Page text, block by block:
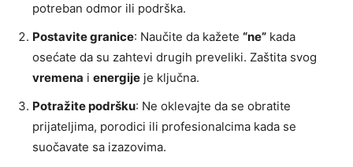
potreban odmor ili podrška.
Postavite granice: Naučite da kažete “ne” kada
osećate da su zahtevi drugih preveliki. Zaštita svog
vremena i energije je ključna.
Potražite podršku: Ne oklevajte da se obratite
prijateljima, porodici ili profesionalcima kada se
suočavate sa izazovima.